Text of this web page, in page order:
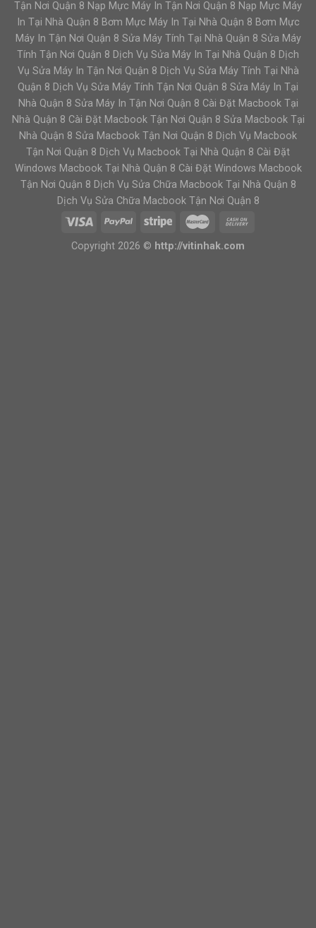
Tận Nơi Quận 8 Nạp Mực Máy In Tận Nơi Quận 8 Nạp Mực Máy
In Tại Nhà Quận 8 Bơm Mực Máy In Tại Nhà Quận 8 Bơm Mực
Máy In Tận Nơi Quận 8 Sửa Máy Tính Tại Nhà Quận 8 Sửa Máy
Tính Tận Nơi Quận 8 Dịch Vụ Sửa Máy In Tại Nhà Quận 8 Dịch
Vụ Sửa Máy In Tận Nơi Quận 8 Dịch Vụ Sửa Máy Tính Tại Nhà
Quận 8 Dịch Vụ Sửa Máy Tính Tận Nơi Quận 8 Sửa Máy In Tại
Nhà Quận 8 Sửa Máy In Tận Nơi Quận 8 Cài Đặt Macbook Tại
Nhà Quận 8 Cài Đặt Macbook Tận Nơi Quận 8 Sửa Macbook Tại
Nhà Quận 8 Sửa Macbook Tận Nơi Quận 8 Dịch Vụ Macbook
Tận Nơi Quận 8 Dịch Vụ Macbook Tại Nhà Quận 8 Cài Đặt
Windows Macbook Tại Nhà Quận 8 Cài Đặt Windows Macbook
Tận Nơi Quận 8 Dịch Vụ Sửa Chữa Macbook Tại Nhà Quận 8
Dịch Vụ Sửa Chữa Macbook Tận Nơi Quận 8
Copyright 2026 © http://vitinhak.com